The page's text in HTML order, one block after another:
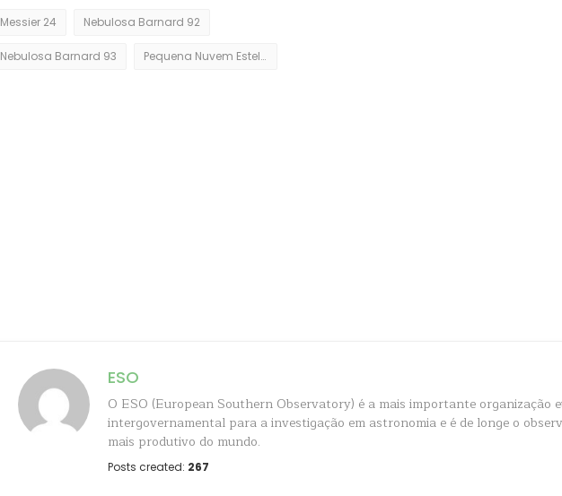
Messier 24 Nebulosa Barnard 92
Nebulosa Barnard 93 Pequena Nuvem Estelar de Sagitário
ESO
O ESO (European Southern Observatory) é a mais importante organização
intergovernamental para a investigação em astronomia e é de longe o
mais produtivo do mundo.
Posts created: 267